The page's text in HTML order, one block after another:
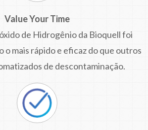
Value Your Time
de Hidrogênio da Bioquell foi
o mais rápido e eficaz do que outros
de descontaminação.